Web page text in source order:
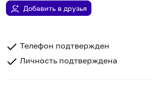
Добавить в друзья
Телефон подтвержден
Личность подтверждена